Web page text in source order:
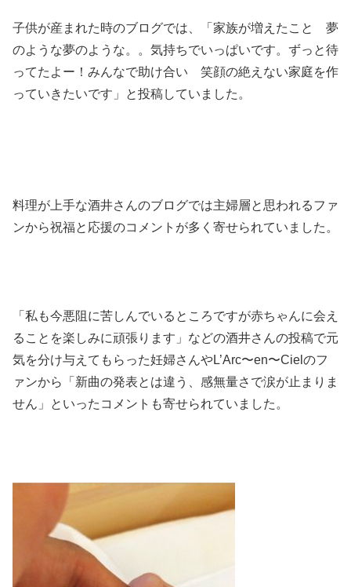
子供が産まれた時のブログでは、「家族が増えたこと 夢
のような夢のような。。気持ちでいっぱいです。ずっと待
ってたよー！みんなで助け合い 笑顔の絶えない家庭を作
っていきたいです」と投稿していました。
料理が上手な酒井さんのブログでは主婦層と思われるファ
ンから祝福と応援のコメントが多く寄せられていました。
「私も今悪阻に苦しんでいるところですが赤ちゃんに会え
ることを楽しみに頑張ります」などの酒井さんの投稿で元
気を分け与えてもらった妊婦さんやL’Arc〜en〜Cielのフ
ァンから「新曲の発表とは違う、感無量さで涙が止まりま
せん」といったコメントも寄せられていました。